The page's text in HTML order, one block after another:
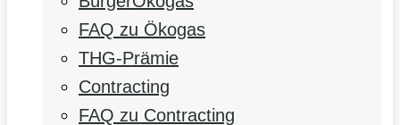
FAQ zu Ökogas
THG-Prämie
Contracting
FAQ zu Contracting